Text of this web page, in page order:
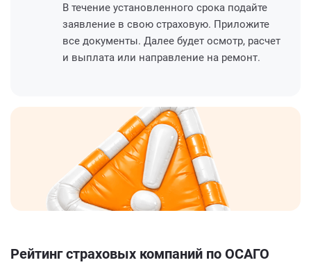
В течение установленного срока подайте
заявление в свою страховую. Приложите
все документы. Далее будет осмотр, расчет
и выплата или направление на ремонт.
Рейтинг страховых компаний по ОСАГО